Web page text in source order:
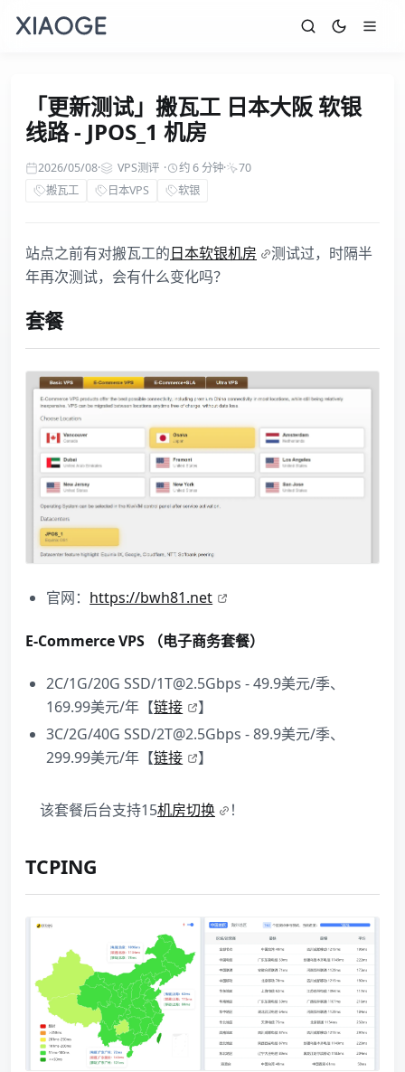
「更新测试」搬瓦工 日本大阪 软银
线路 - JPOS_1 机房
2026/05/08· VPS测评 · 约 6 分钟·
70
搬瓦工
日本VPS 软银
站点之前有对搬瓦工的日本软银机房
测试过，时隔半
年再次测试，会有什么变化吗？
套餐
官网： https://bwh81.net
E-Commerce VPS （电子商务套餐）
2C/1G/20G SSD/1T@2.5Gbps - 49.9美元/季、
169.99美元/年【链接
】
3C/2G/40G SSD/2T@2.5Gbps - 89.9美元/季、
299.99美元/年【链接 】
该套餐后台支持15机房切换 ！
TCPING